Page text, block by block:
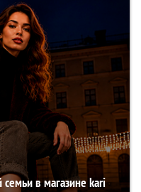
в магазине kari